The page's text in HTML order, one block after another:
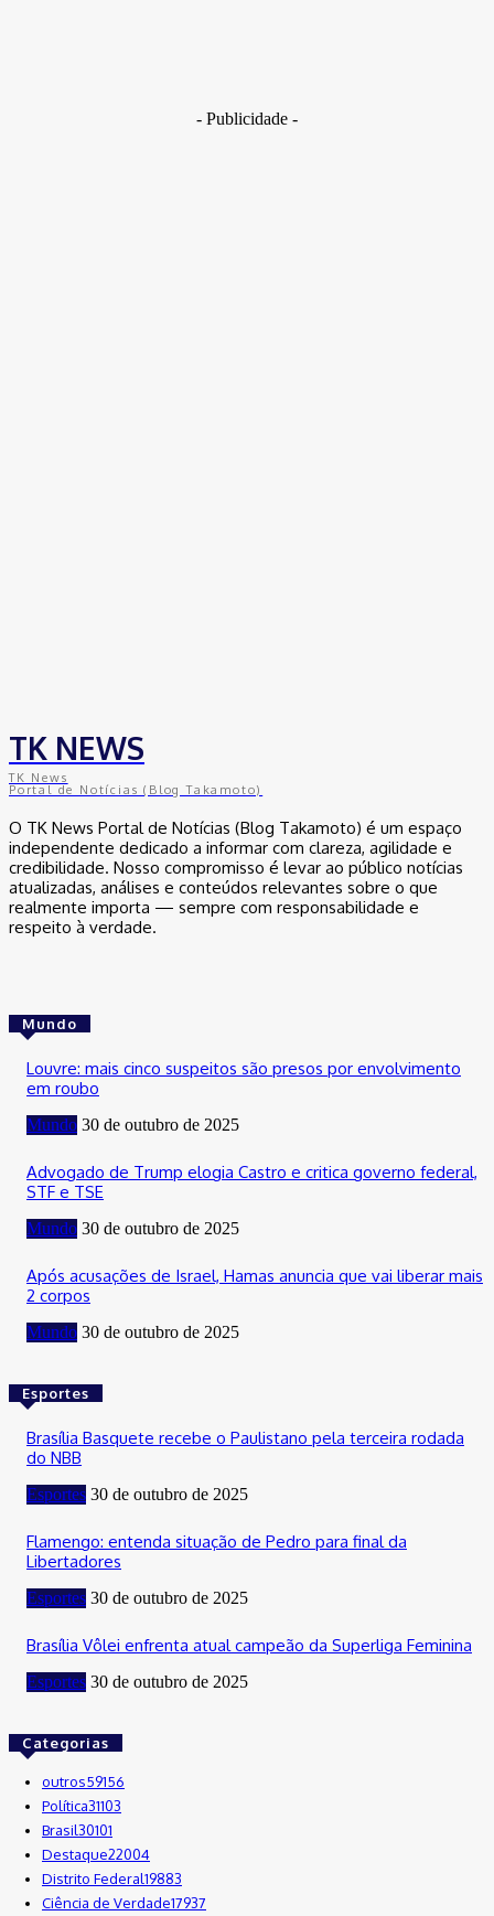
- Publicidade -
TK NEWS
TK News
Portal de Notícias (Blog Takamoto)
O TK News Portal de Notícias (Blog Takamoto) é um espaço
independente dedicado a informar com clareza, agilidade e
credibilidade. Nosso compromisso é levar ao público notícias
atualizadas, análises e conteúdos relevantes sobre o que
realmente importa — sempre com responsabilidade e
respeito à verdade.
Mundo
Louvre: mais cinco suspeitos são presos por envolvimento
em roubo
Mundo 30 de outubro de 2025
Advogado de Trump elogia Castro e critica governo federal,
STF e TSE
Mundo 30 de outubro de 2025
Após acusações de Israel, Hamas anuncia que vai liberar mais
2 corpos
Mundo 30 de outubro de 2025
Esportes
Brasília Basquete recebe o Paulistano pela terceira rodada
do NBB
Esportes 30 de outubro de 2025
Flamengo: entenda situação de Pedro para final da
Libertadores
Esportes 30 de outubro de 2025
Brasília Vôlei enfrenta atual campeão da Superliga Feminina
Esportes 30 de outubro de 2025
Categorias
outros59156
Política31103
Brasil30101
Destaque22004
Distrito Federal19883
Ciência de Verdade17937